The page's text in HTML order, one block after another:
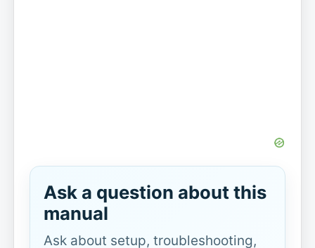
Ask a question about this
manual
Ask about setup, troubleshooting,